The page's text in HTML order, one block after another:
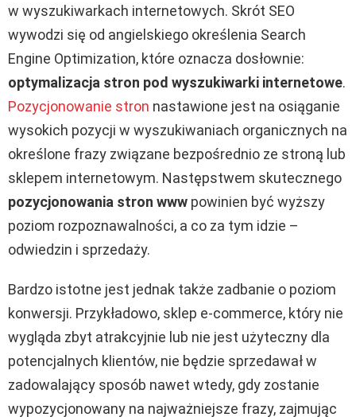
w wyszukiwarkach internetowych. Skrót SEO
wywodzi się od angielskiego określenia Search
Engine Optimization, które oznacza dosłownie:
optymalizacja stron pod wyszukiwarki internetowe.
Pozycjonowanie stron nastawione jest na osiąganie
wysokich pozycji w wyszukiwaniach organicznych na
określone frazy związane bezpośrednio ze stroną lub
sklepem internetowym. Następstwem skutecznego
pozycjonowania stron www powinien być wyższy
poziom rozpoznawalności, a co za tym idzie –
odwiedzin i sprzedaży.
Bardzo istotne jest jednak także zadbanie o poziom
konwersji. Przykładowo, sklep e-commerce, który nie
wygląda zbyt atrakcyjnie lub nie jest użyteczny dla
potencjalnych klientów, nie będzie sprzedawał w
zadowalający sposób nawet wtedy, gdy zostanie
wypozycjonowany na najważniejsze frazy, zajmując